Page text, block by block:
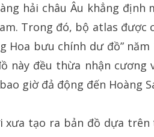
hải châu Âu khẳng
Trong đó, bộ atlas được
Hoa bưu chính dư đồ”
này đều thừa nhận cương
giờ đả động đến Hoàng
xưa tạo ra bản đồ dựa